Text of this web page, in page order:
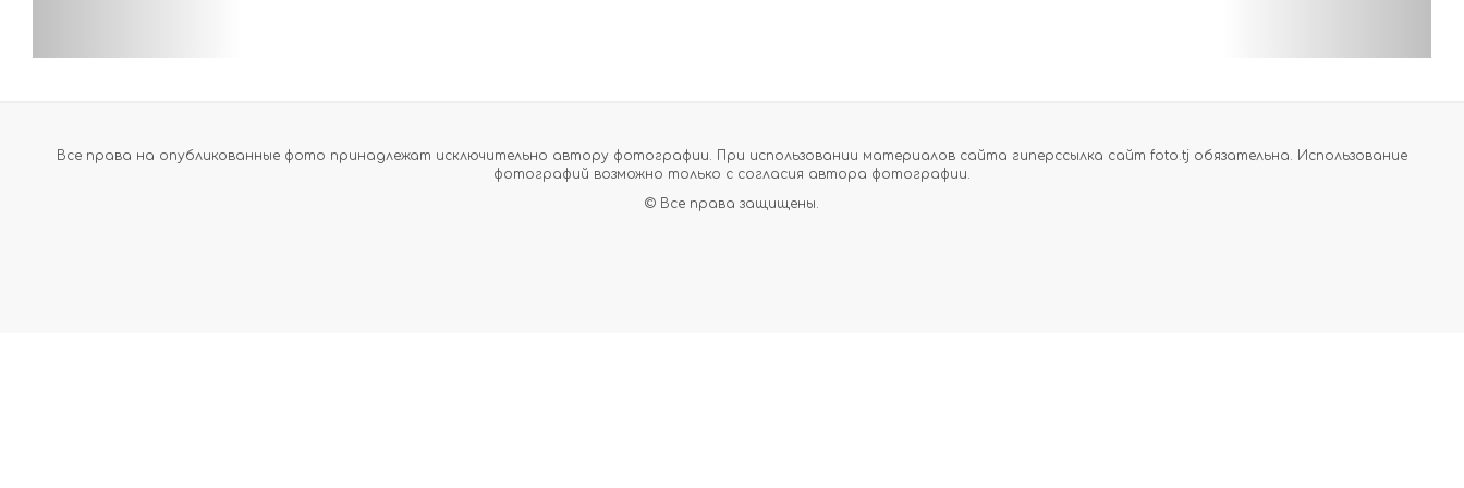
Все права на опубликованные фото принадлежат исключительно автору фотографии. При использовании материалов сайта гиперссылка сайт foto.tj обязательна. Использование
фотографий возможно только с согласия автора фотографии.
© Все права защищены.